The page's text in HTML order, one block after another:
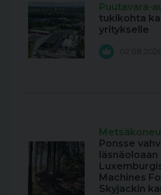
Puutavara-
tukikohta
yritykselle
Ponsse
läsnäoloaan
Machines
Skyjackin